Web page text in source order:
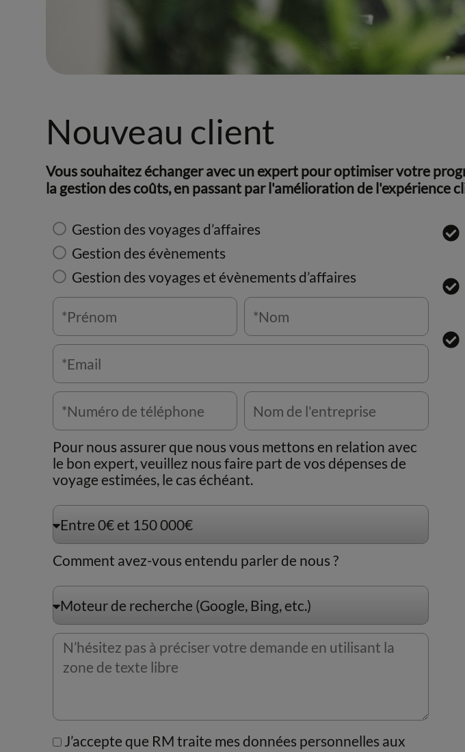
Nouveau client
Vous souhaitez échanger avec un expert pour optimiser votre
la gestion des coûts, en passant par l'amélioration de l'expérience
Gestion des voyages d’affaires
Gestion des évènements
Gestion des voyages et évènements d’affaires
Pour nous assurer que nous vous mettons en relation avec
le bon expert, veuillez nous faire part de vos dépenses de
voyage estimées, le cas échéant.
Comment avez-vous entendu parler de nous ?
J’accepte que RM traite mes données personnelles aux